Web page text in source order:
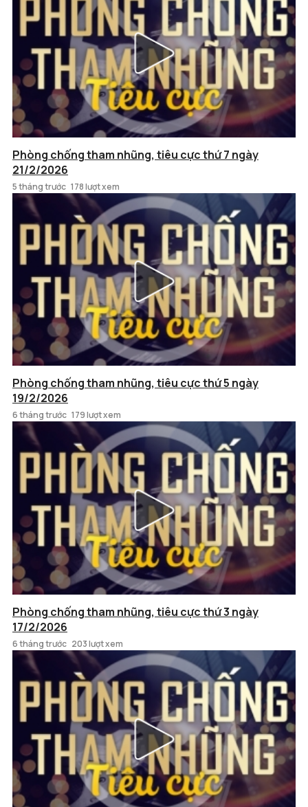
Phòng chống tham nhũng, tiêu cực thứ 7 ngày
21/2/2026
5 tháng trước 178 lượt xem
Phòng chống tham nhũng, tiêu cực thứ 5 ngày
19/2/2026
6 tháng trước 179 lượt xem
Phòng chống tham nhũng, tiêu cực thứ 3 ngày
17/2/2026
6 tháng trước 203 lượt xem